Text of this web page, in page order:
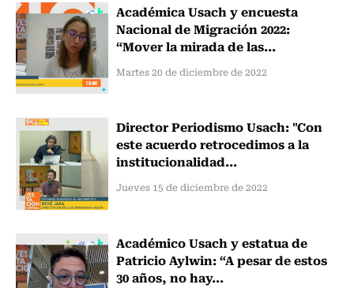
Académica Usach y encuesta
Nacional de Migración 2022:
“Mover la mirada de las...
Martes 20 de diciembre de 2022
Director Periodismo Usach: "Con
este acuerdo retrocedimos a la
institucionalidad...
Jueves 15 de diciembre de 2022
Académico Usach y estatua de
Patricio Aylwin: “A pesar de estos
30 años, no hay...